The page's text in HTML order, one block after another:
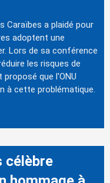
Caraïbes a plaidé pour
adoptent une
Lors de sa conférence
les risques de
que l'ONU
à cette problématique.
célèbre